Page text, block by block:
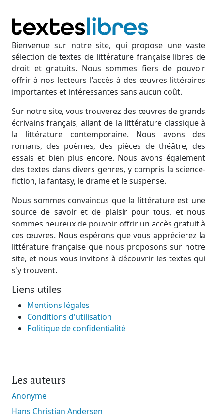
Bienvenue sur notre site, qui propose une vaste
sélection de textes de littérature française libres de
droit et gratuits. Nous sommes fiers de pouvoir
offrir à nos lecteurs l'accès à des œuvres littéraires
importantes et intéressantes sans aucun coût.
Sur notre site, vous trouverez des œuvres de grands
écrivains français, allant de la littérature classique à
la littérature contemporaine. Nous avons des
romans, des poèmes, des pièces de théâtre, des
essais et bien plus encore. Nous avons également
des textes dans divers genres, y compris la science-
fiction, la fantasy, le drame et le suspense.
Nous sommes convaincus que la littérature est une
source de savoir et de plaisir pour tous, et nous
sommes heureux de pouvoir offrir un accès gratuit à
ces œuvres. Nous espérons que vous apprécierez la
littérature française que nous proposons sur notre
site, et nous vous invitons à découvrir les textes qui
s'y trouvent.
Liens utiles
Mentions légales
Conditions d'utilisation
Politique de confidentialité
Les auteurs
Anonyme
Hans Christian Andersen